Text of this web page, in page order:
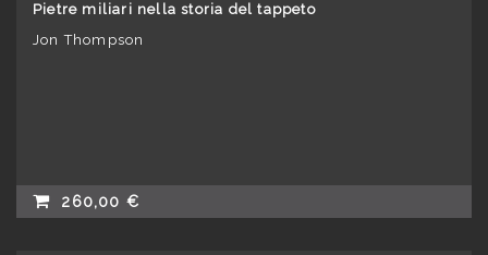
Pietre miliari nella storia del tappeto
Jon Thompson
260,00 €